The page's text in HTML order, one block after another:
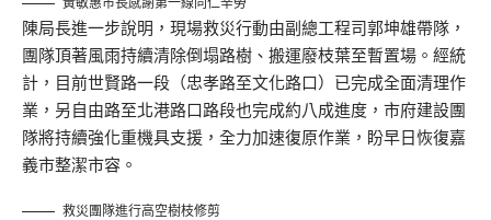
陳局長進一步說明，現場救災行動由副總工程司郭坤雄帶隊，
團隊頂著風雨持續清除倒塌路樹、搬運廢枝葉至暫置場。經統
計，目前世賢路一段（忠孝路至文化路口）已完成全面清理作
業，另自由路至北港路口路段也完成約八成進度，市府建設團
隊將持續強化重機具支援，全力加速復原作業，盼早日恢復嘉
義市整潔市容。
救災團隊進行高空樹枝修剪